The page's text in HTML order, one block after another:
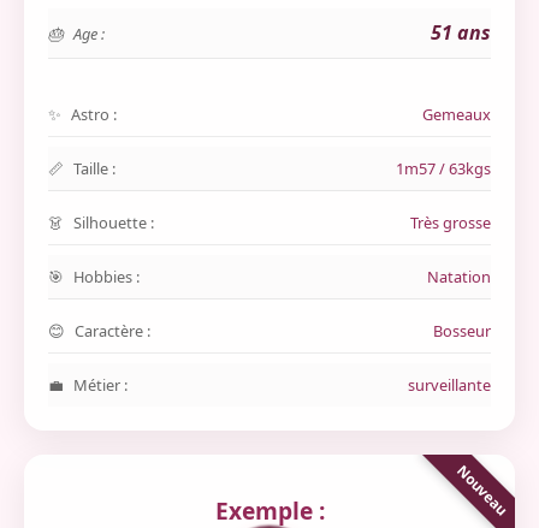
Age : 51 ans
Astro : Gemeaux
Taille : 1m57 / 63kgs
Silhouette : Très grosse
Hobbies : Natation
Caractère : Bosseur
Métier : surveillante
Exemple :